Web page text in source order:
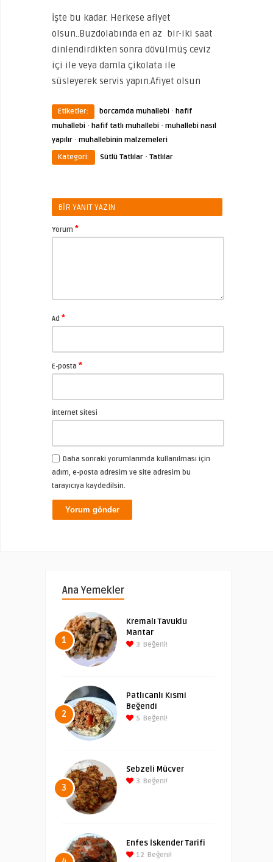
İşte bu kadar. Herkese afiyet
olsun..Buzdolabında en az bir-iki saat
dinlendirdikten sonra dövülmüş ceviz
içi ile veya damla çikolata ile
süsleyerek servis yapın.Afiyet olsun
Etiketler: borcamda muhallebi · hafif
muhallebi · hafif tatlı muhallebi · muhallebi nasıl
yapılır · muhallebinin malzemeleri
Kategori:
Sütlü Tatlılar · Tatlılar
BIR YANIT YAZIN
Yorum *
Ad *
E-posta *
İnternet sitesi
Daha sonraki yorumlarımda kullanılması için
adım, e-posta adresim ve site adresim bu
tarayıcıya kaydedilsin.
Ana Yemekler
1
Kremalı Tavuklu
Mantar
3 Beğeni!
2
Patlıcanlı Kısmi
Beğendi
5 Beğeni!
3
Sebzeli Mücver
3 Beğeni!
Enfes İskender Tarifi
12 Beğeni!